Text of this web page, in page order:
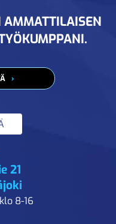
AMMATTILAISEN
21
8-16